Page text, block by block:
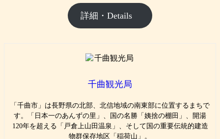
詳細・Details
千曲観光局
「千曲市」は長野県の北部、北信地域の南東部に位置するまちで
す。「日本一のあんずの里」、国の名勝「姨捨の棚田」、開湯
120年を超える「戸倉上山田温泉」、そして国の重要伝統的建造
物群保存地区「稲荷山」。